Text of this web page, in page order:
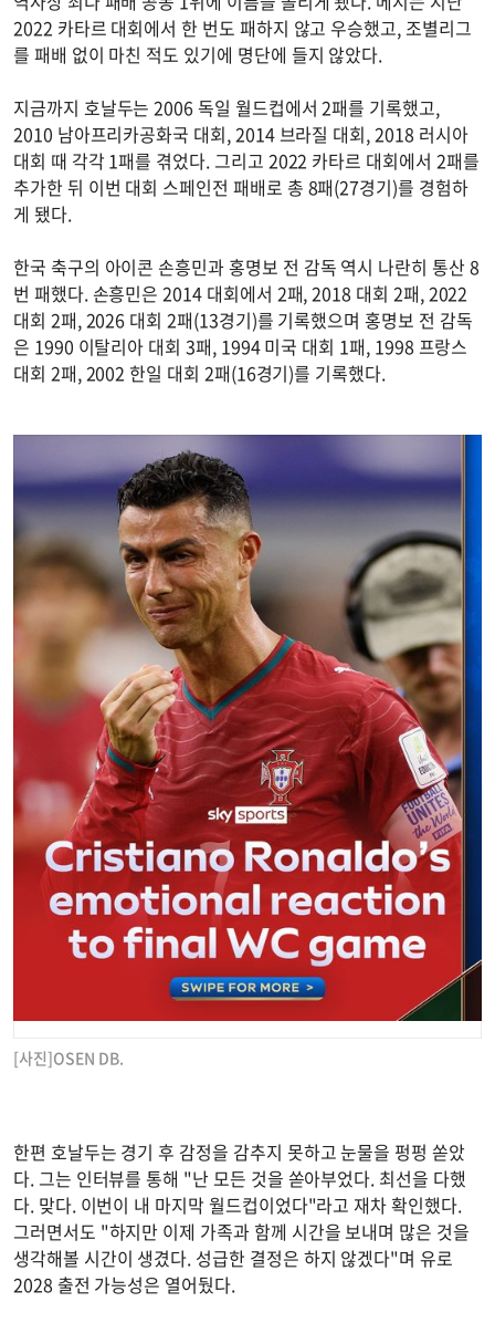
2022 카타르 대회에서 한 번도 패하지 않고 우승했고, 조별리그
를 패배 없이 마친 적도 있기에 명단에 들지 않았다.
지금까지 호날두는 2006 독일 월드컵에서 2패를 기록했고,
2010 남아프리카공화국 대회, 2014 브라질 대회, 2018 러시아
대회 때 각각 1패를 겪었다. 그리고 2022 카타르 대회에서 2패를
추가한 뒤 이번 대회 스페인전 패배로 총 8패(27경기)를 경험하
게 됐다.
한국 축구의 아이콘 손흥민과 홍명보 전 감독 역시 나란히 통산 8
번 패했다. 손흥민은 2014 대회에서 2패, 2018 대회 2패, 2022
대회 2패, 2026 대회 2패(13경기)를 기록했으며 홍명보 전 감독
은 1990 이탈리아 대회 3패, 1994 미국 대회 1패, 1998 프랑스
대회 2패, 2002 한일 대회 2패(16경기)를 기록했다.
[사진]OSEN DB.
한편 호날두는 경기 후 감정을 감추지 못하고 눈물을 펑펑 쏟았
다. 그는 인터뷰를 통해 "난 모든 것을 쏟아부었다. 최선을 다했
다. 맞다. 이번이 내 마지막 월드컵이었다"라고 재차 확인했다.
그러면서도 "하지만 이제 가족과 함께 시간을 보내며 많은 것을
생각해볼 시간이 생겼다. 성급한 결정은 하지 않겠다"며 유로
2028 출전 가능성은 열어뒀다.